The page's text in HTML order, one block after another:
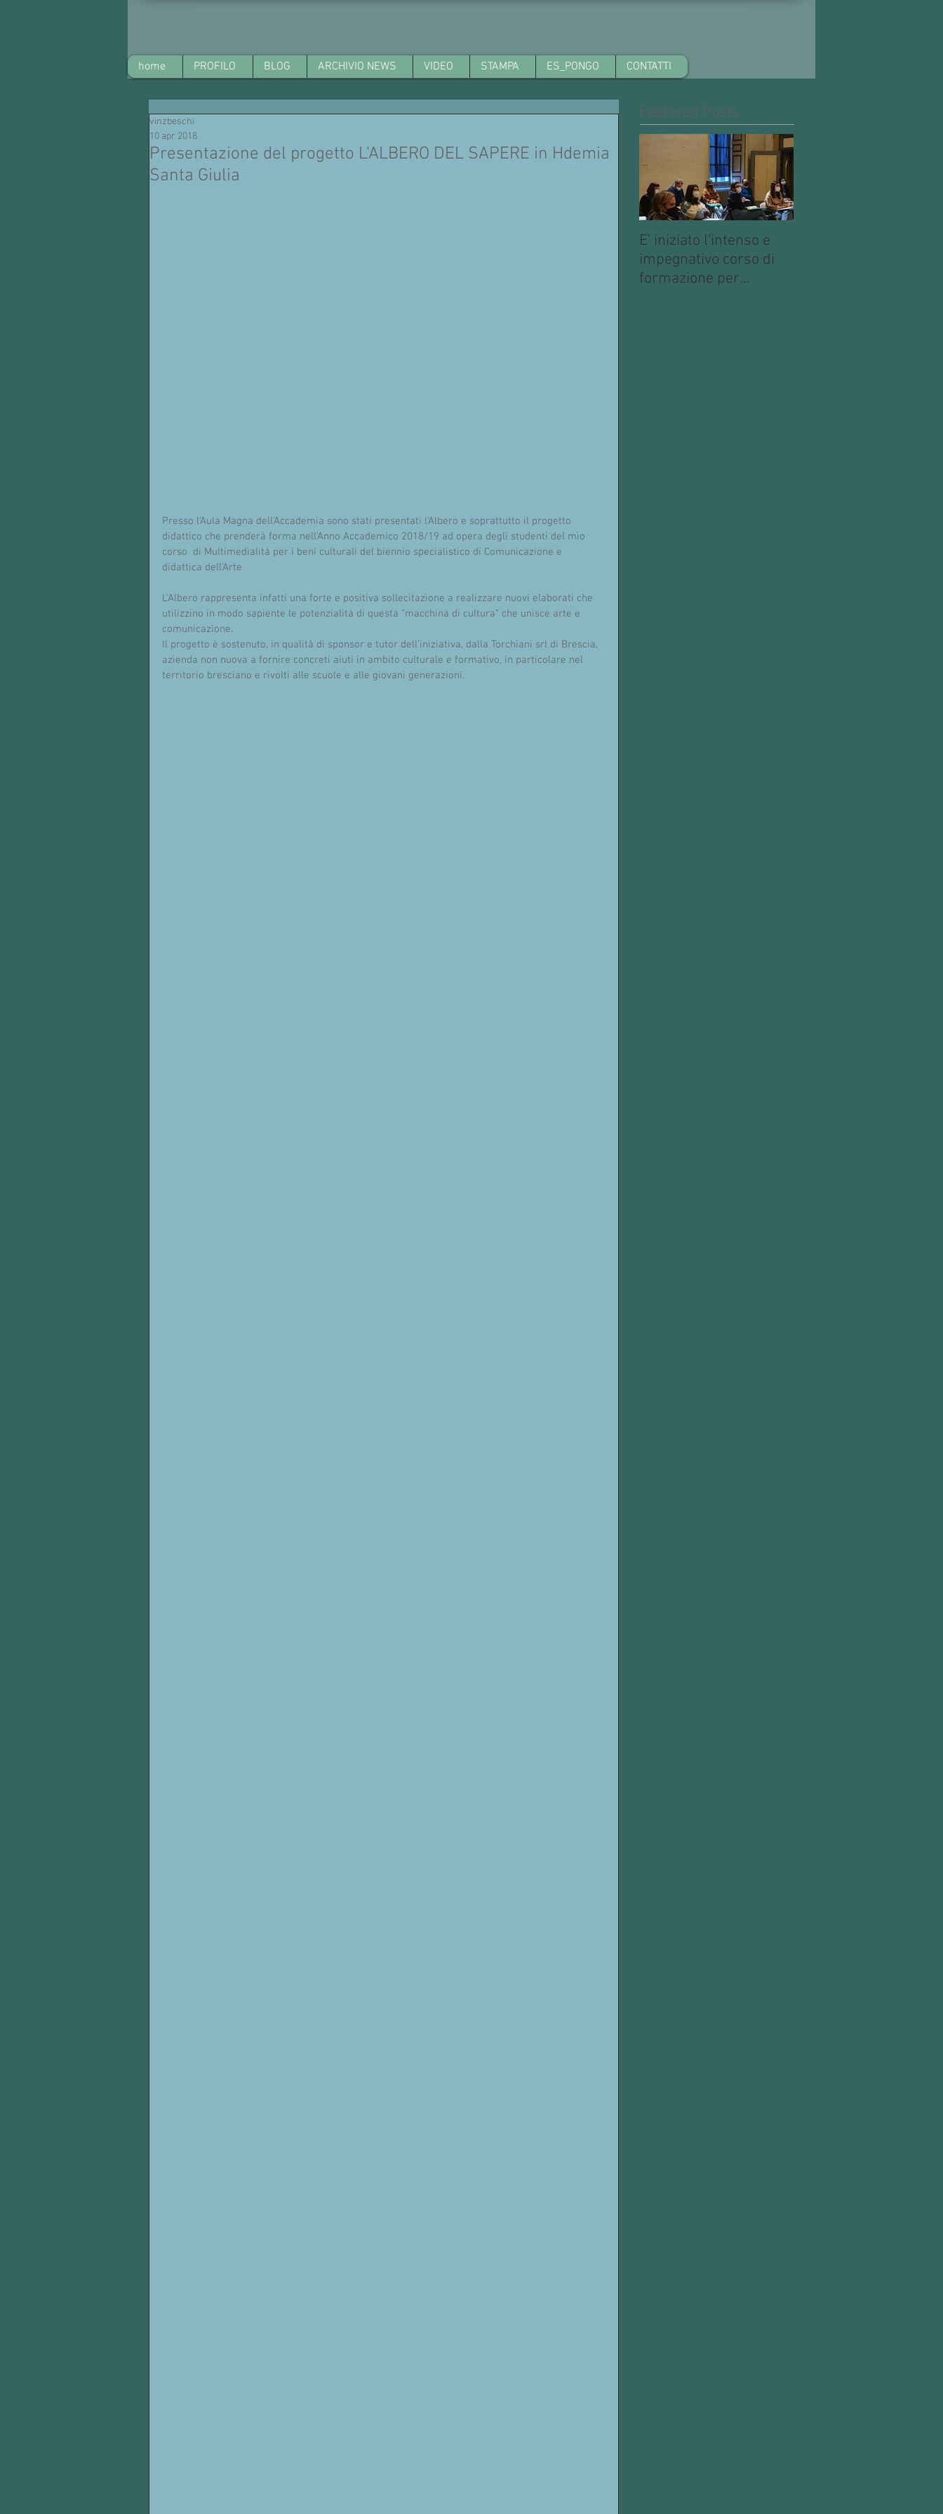
home PROFILO BLOG ARCHIVIO NEWS VIDEO STAMPA ES_PONGO CONTATTI
Presentazione del progetto L'ALBERO DEL SAPERE in Hdemia
Santa Giulia
vinzbeschi
10 apr 2018
Presso l'Aula Magna dell'Accademia sono stati presentati l'Albero e soprattutto il progetto
didattico che prenderà forma nell'Anno Accademico 2018/19 ad opera degli studenti del mio
corso  di Multimedialità per i beni culturali del biennio specialistico di Comunicazione e
didattica dell'Arte
L’Albero rappresenta infatti una forte e positiva sollecitazione a realizzare nuovi elaborati che
utilizzino in modo sapiente le potenzialità di questa “macchina di cultura” che unisce arte e
comunicazione.
Il progetto è sostenuto, in qualità di sponsor e tutor dell’iniziativa, dalla Torchiani srl di Brescia,
azienda non nuova a fornire concreti aiuti in ambito culturale e formativo, in particolare nel
territorio bresciano e rivolti alle scuole e alle giovani generazioni.
Featured Posts
E' iniziato l'intenso e
impegnativo corso di
formazione per